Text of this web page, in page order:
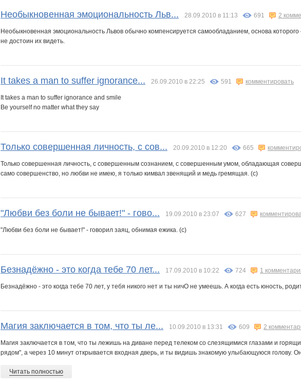
Необыкновенная эмоциональность Льв... 28.09.2010 в 11:13 691 2
Необыкновенная эмоциональность Львов обычно компенсируется самообладанием, основа
не достоин их видеть.
It takes a man to suffer ignorance... 26.09.2010 в 22:25 591 комментировать
It takes a man to suffer ignorance and smile
Be yourself no matter what they say
Только совершенная личность, с сов... 20.09.2010 в 12:20 665
Только совершенная личность, с совершенным сознанием, с совершенным умом, обладающая
само совершенство, но любви не имею, я только кимвал звенящий и медь гремящая. (с)
"Любви без боли не бывает!" - гово... 19.09.2010 в 23:07 627
"Любви без боли не бывает!" - говорил заяц, обнимая ежика. (с)
Безнадёжно - это когда тебе 70 лет... 17.09.2010 в 10:22 724 1
Безнадёжно - это когда тебе 70 лет, у тебя никого нет и ты ничО не умеешь. А когда есть юность,
Магия заключается в том, что ты ле... 10.09.2010 в 13:31 609 2
Магия заключается в том, что ты лежишь на диване перед телеком со слезящимися глазами и
рядом", а через 10 минут открывается входная дверь, и ты видишь знакомую улыбающуюся голову.
Читать полностью